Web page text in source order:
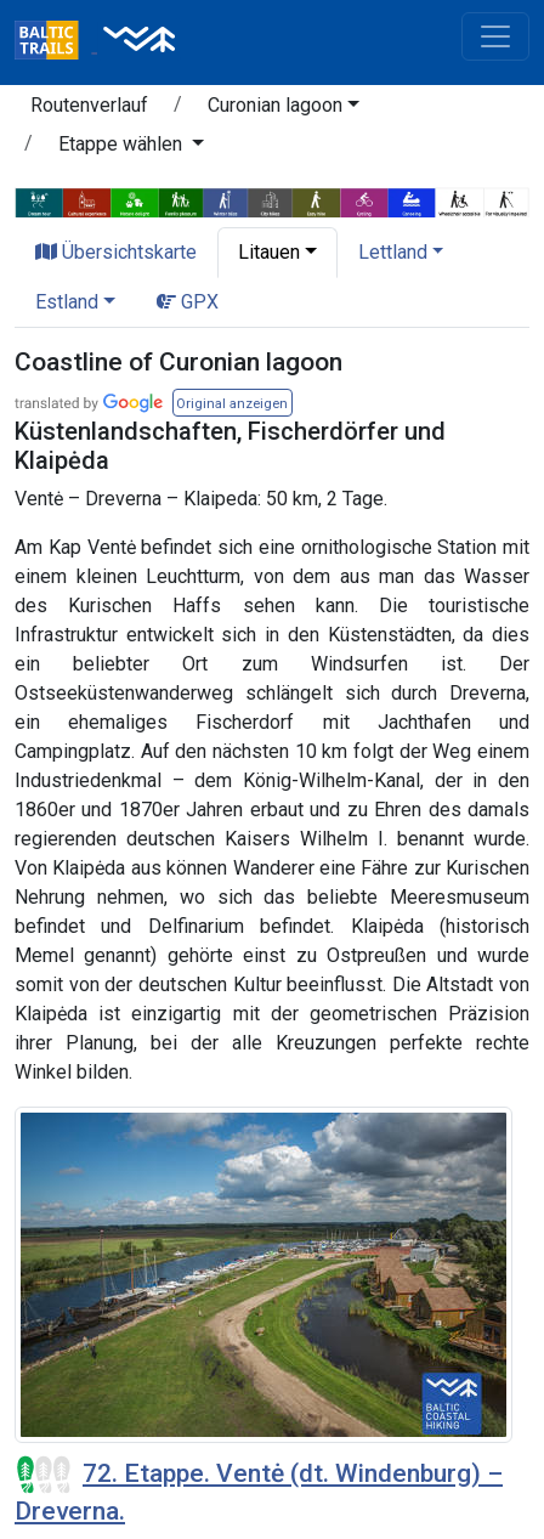
Routenverlauf
Curonian lagoon
Etappe wählen
Übersichtskarte Litauen Lettland
Estland GPX
Coastline of Curonian lagoon
Original anzeigen
Küstenlandschaften, Fischerdörfer und
Klaipėda
Ventė – Dreverna – Klaipeda: 50 km, 2 Tage.
Am Kap Ventė befindet sich eine ornithologische Station mit
einem kleinen Leuchtturm, von dem aus man das Wasser
des Kurischen Haffs sehen kann. Die touristische
Infrastruktur entwickelt sich in den Küstenstädten, da dies
ein beliebter Ort zum Windsurfen ist. Der
Ostseeküstenwanderweg schlängelt sich durch Dreverna,
ein ehemaliges Fischerdorf mit Jachthafen und
Campingplatz. Auf den nächsten 10 km folgt der Weg einem
Industriedenkmal – dem König-Wilhelm-Kanal, der in den
1860er und 1870er Jahren erbaut und zu Ehren des damals
regierenden deutschen Kaisers Wilhelm I. benannt wurde.
Von Klaipėda aus können Wanderer eine Fähre zur Kurischen
Nehrung nehmen, wo sich das beliebte Meeresmuseum
befindet und Delfinarium befindet. Klaipėda (historisch
Memel genannt) gehörte einst zu Ostpreußen und wurde
somit von der deutschen Kultur beeinflusst. Die Altstadt von
Klaipėda ist einzigartig mit der geometrischen Präzision
ihrer Planung, bei der alle Kreuzungen perfekte rechte
Winkel bilden.
72. Etappe. Ventė (dt. Windenburg) –
Dreverna.